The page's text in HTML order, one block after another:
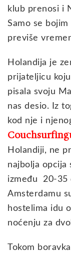
klub prenosi i
Samo se
previše
Holandija je
prijateljicu
pisala svoju
nas desio. Iz
kod nje i
Holandiji, ne
najbolja opcija
između 20-35
Amsterdamu
hostelima idu
noćenju za
Tokom